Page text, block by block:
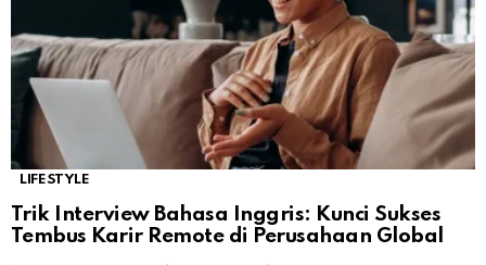
LIFESTYLE
Trik Interview Bahasa Inggris: Kunci Sukses
Tembus Karir Remote di Perusahaan Global